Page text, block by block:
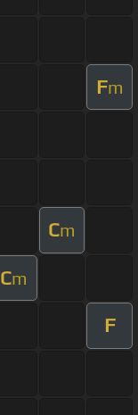
Fm
Cm
Cm
F